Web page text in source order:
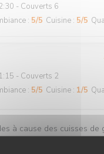
- Couverts 6
: 5/5 Cuisine : 5/5
- Couverts 2
: 5/5 Cuisine : 1/5
à cause des cuisses de